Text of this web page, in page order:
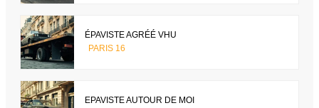
ÉPAVISTE AGRÉÉ VHU
PARIS 16
EPAVISTE AUTOUR DE MOI